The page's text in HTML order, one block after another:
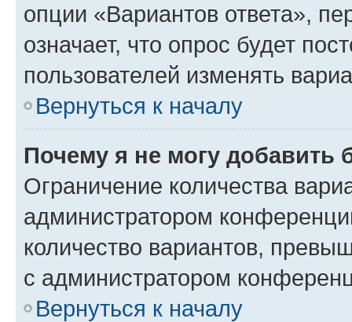
опции «Вариантов ответа»,
означает, что опрос будет
пользователей изменять
Вернуться к началу
Почему я не могу добавить
Ограничение количества
администратором
количество вариантов,
с администратором
Вернуться к началу